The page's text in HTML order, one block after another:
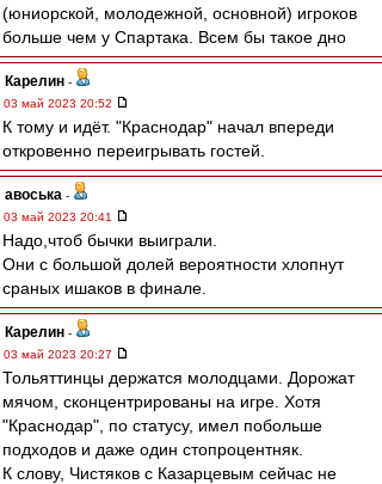
(юниорской, молодежной, основной) игроков
больше чем у Спартака. Всем бы такое дно
Карелин -
03 май 2023 20:52
К тому и идёт. "Краснодар" начал впереди
откровенно переигрывать гостей.
авоська -
03 май 2023 20:41
Надо,чтоб бычки выиграли.
Они с большой долей вероятности хлопнут
сраных ишаков в финале.
Карелин -
03 май 2023 20:27
Тольяттинцы держатся молодцами. Дорожат
мячом, сконцентрированы на игре. Хотя
"Краснодар", по статусу, имел побольше
подходов и даже один стопроцентняк.
К слову, Чистяков с Казарцевым сейчас не